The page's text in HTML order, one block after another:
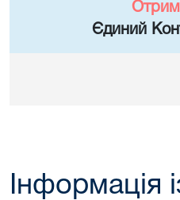
Єдиний
Інформація